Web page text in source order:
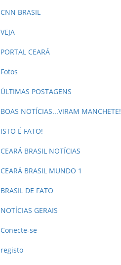
CNN BRASIL
VEJA
PORTAL CEARÁ
Fotos
ÚLTIMAS POSTAGENS
BOAS NOTÍCIAS...VIRAM MANCHETE!
ISTO É FATO!
CEARÁ BRASIL NOTÍCIAS
CEARÁ BRASIL MUNDO 1
BRASIL DE FATO
NOTÍCIAS GERAIS
Conecte-se
registo